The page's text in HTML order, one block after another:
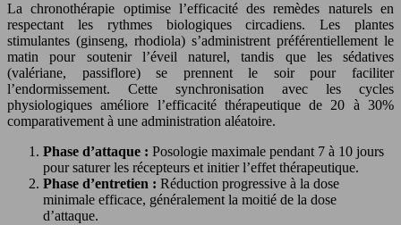
La chronothérapie optimise l’efficacité des remèdes naturels en
respectant les rythmes biologiques circadiens. Les plantes
stimulantes (ginseng, rhodiola) s’administrent préférentiellement le
matin pour soutenir l’éveil naturel, tandis que les sédatives
(valériane, passiflore) se prennent le soir pour faciliter
l’endormissement. Cette synchronisation avec les cycles
physiologiques améliore l’efficacité thérapeutique de 20 à 30%
comparativement à une administration aléatoire.
Phase d’attaque : Posologie maximale pendant 7 à 10 jours
pour saturer les récepteurs et initier l’effet thérapeutique.
Phase d’entretien : Réduction progressive à la dose
minimale efficace, généralement la moitié de la dose
d’attaque.